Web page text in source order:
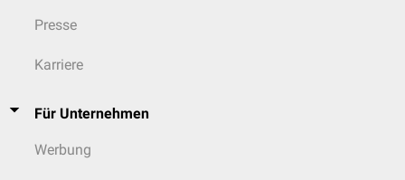
Presse
Karriere
Für Unternehmen
Werbung